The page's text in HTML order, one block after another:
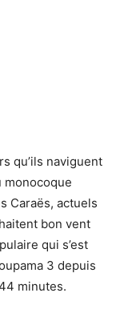
qu’ils naviguent
monocoque
Caraës, actuels
bon vent
qui s’est
3 depuis
minutes.